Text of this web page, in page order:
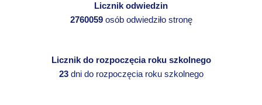
Licznik odwiedzin
2760059osób odwiedziło stronę
Licznik do rozpoczęcia roku szkolnego
23dni do rozpoczęcia roku szkolnego